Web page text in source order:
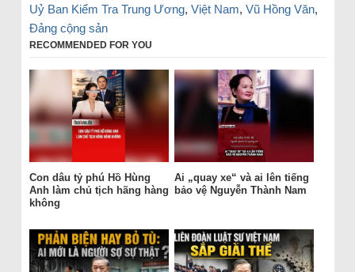
Uỷ Ban Kiểm Tra Trung Ương, Việt Nam, Vũ Hồng Văn,
Đảng cộng sản
RECOMMENDED FOR YOU
Con dâu tỷ phú Hồ Hùng
Anh làm chủ tịch hãng hàng
không
Ai „quay xe“ và ai lên tiếng
bảo vệ Nguyễn Thành Nam